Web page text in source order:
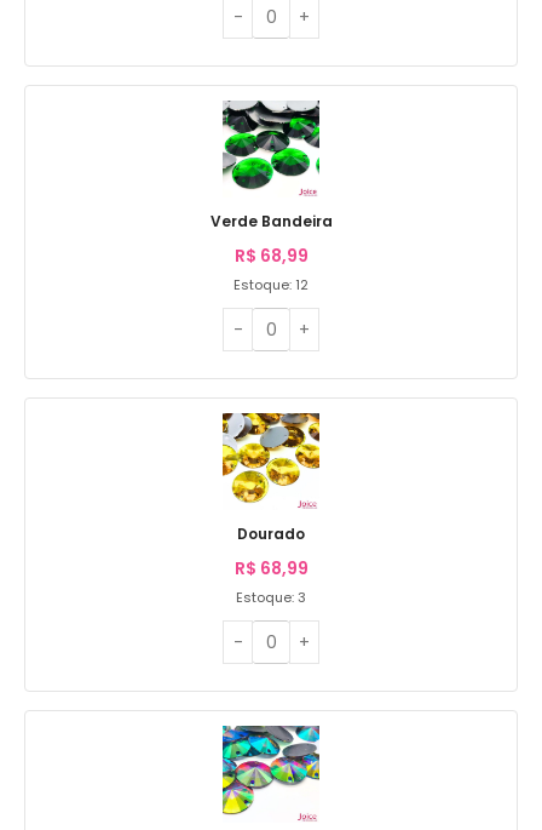
Verde Bandeira
R$ 68,99
Estoque: 12
Dourado
R$ 68,99
Estoque: 3